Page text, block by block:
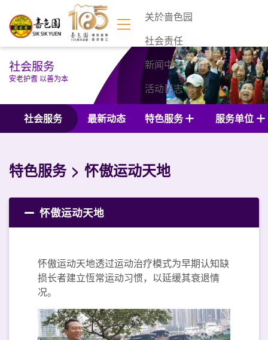
关於啬色园
社会责任
新闻中心
活动日志
联络我们
社会服务
安老护耆 以善为本
社会服务 最新动态 特色服务 服务单位
特色服务 怀傲运动天地
怀傲运动天地
怀傲运动天地透过运动治疗模式为早期认知缺
损长者建立恆常运动习惯，以延缓其衰退情
况。